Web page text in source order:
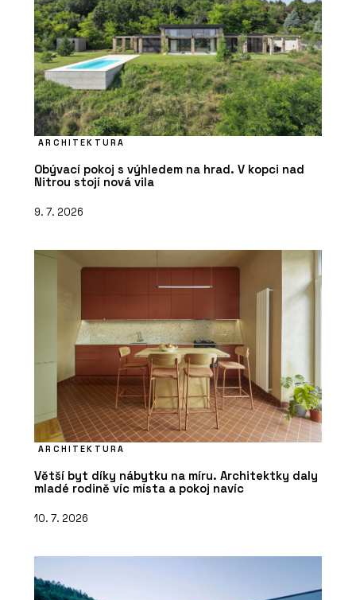
ARCHITEKTURA
Obývací pokoj s výhledem na hrad. V kopci nad
Nitrou stojí nová vila
9. 7. 2026
ARCHITEKTURA
Větší byt díky nábytku na míru. Architektky daly
mladé rodině víc místa a pokoj navíc
10. 7. 2026